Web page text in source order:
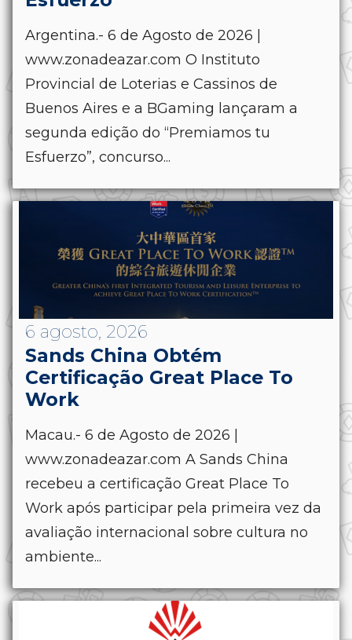
Argentina.- 6 de Agosto de 2026 |
www.zonadeazar.com O Instituto
Provincial de Loterias e Cassinos de
Buenos Aires e a BGaming lançaram a
segunda edição do “Premiamos tu
Esfuerzo”, concurso...
6 agosto, 2026
Sands China Obtém
Certificação Great Place To
Work
Macau.- 6 de Agosto de 2026 |
www.zonadeazar.com A Sands China
recebeu a certificação Great Place To
Work após participar pela primeira vez da
avaliação internacional sobre cultura no
ambiente...